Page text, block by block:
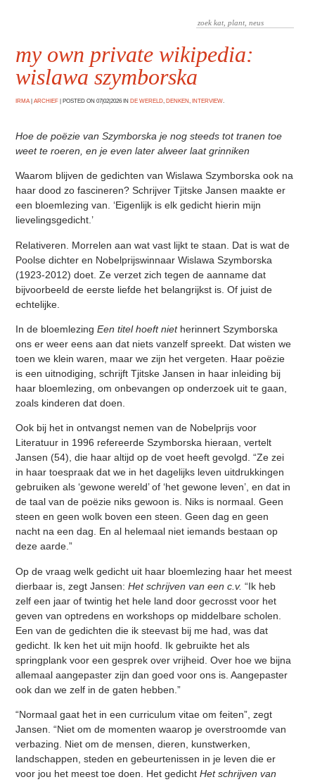
my own private wikipedia:
wislawa szymborska
IRMA|ARCHIEF POSTED ON 07|02|2026 IN DE WERELD, DENKEN, INTERVIEW.
Hoe de poëzie van Szymborska je nog steeds tot tranen toe
weet te roeren, en je even later alweer laat grinniken
Waarom blijven de gedichten van Wislawa Szymborska ook na
haar dood zo fascineren? Schrijver Tjitske Jansen maakte er
een bloemlezing van. ‘Eigenlijk is elk gedicht hierin mijn
lievelingsgedicht.’
Relativeren. Morrelen aan wat vast lijkt te staan. Dat is wat de
Poolse dichter en Nobelprijswinnaar Wislawa Szymborska
(1923-2012) doet. Ze verzet zich tegen de aanname dat
bijvoorbeeld de eerste liefde het belangrijkst is. Of juist de
echtelijke.
In de bloemlezing Een titel hoeft niet herinnert Szymborska
ons er weer eens aan dat niets vanzelf spreekt. Dat wisten we
toen we klein waren, maar we zijn het vergeten. Haar poëzie
is een uitnodiging, schrijft Tjitske Jansen in haar inleiding bij
haar bloemlezing, om onbevangen op onderzoek uit te gaan,
zoals kinderen dat doen.
Ook bij het in ontvangst nemen van de Nobelprijs voor
Literatuur in 1996 refereerde Szymborska hieraan, vertelt
Jansen (54), die haar altijd op de voet heeft gevolgd. “Ze zei
in haar toespraak dat we in het dagelijks leven uitdrukkingen
gebruiken als ‘gewone wereld’ of ‘het gewone leven’, en dat in
de taal van de poëzie niks gewoon is. Niks is normaal. Geen
steen en geen wolk boven een steen. Geen dag en geen
nacht na een dag. En al helemaal niet iemands bestaan op
deze aarde.”
Op de vraag welk gedicht uit haar bloemlezing haar het meest
dierbaar is, zegt Jansen:Het schrijven van een c.v.“Ik heb
zelf een jaar of twintig het hele land door gecrosst voor het
geven van optredens en workshops op middelbare scholen.
Een van de gedichten die ik steevast bij me had, was dat
gedicht. Ik ken het uit mijn hoofd. Ik gebruikte het als
springplank voor een gesprek over vrijheid. Over hoe we bijna
allemaal aangepaster zijn dan goed voor ons is. Aangepaster
ook dan we zelf in de gaten hebben.”
“Normaal gaat het in een curriculum vitae om feiten”, zegt
Jansen. “Niet om de momenten waarop je overstroomde van
verbazing. Niet om de mensen, dieren, kunstwerken,
landschappen, steden en gebeurtenissen in je leven die er
voor jou het meest toe doen. Het gedichtHet schrijven van